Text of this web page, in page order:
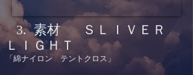
3. 素材
ＳＬＩＶＥＲ
ＬＩＧＨＴ
​「綿ナイロン テントクロス」